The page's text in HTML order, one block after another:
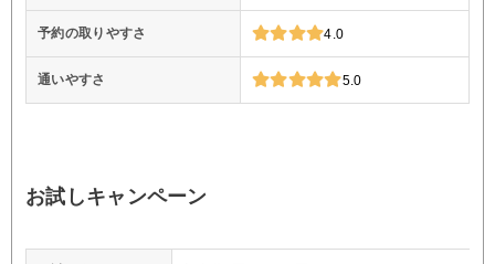
予約の取りやすさ 4.0
通いやすさ 5.0
お試しキャンペーン